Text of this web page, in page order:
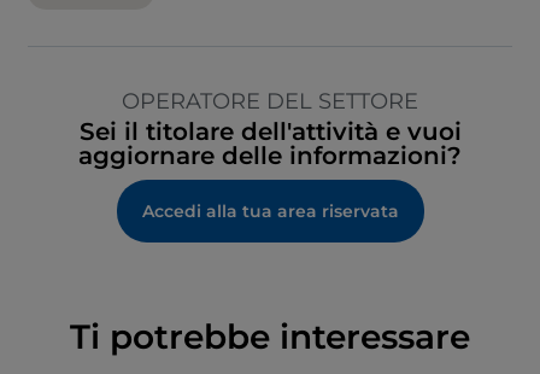
OPERATORE DEL SETTORE
Sei il titolare dell'attività e vuoi
aggiornare delle informazioni?
Accedi alla tua area riservata
Ti potrebbe interessare